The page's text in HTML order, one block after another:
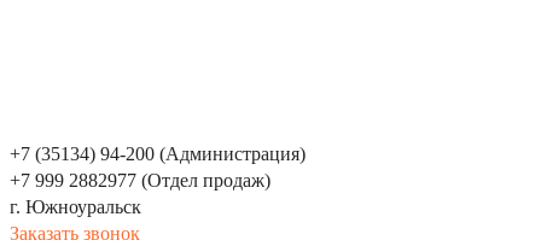
+7 (35134) 94-200 (Администрация)
+7 999 2882977 (Отдел продаж)
г. Южноуральск
Заказать звонок